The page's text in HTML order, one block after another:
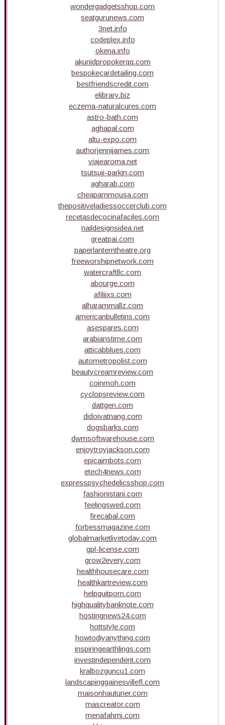
wondergadgetsshop.com
seatgurunews.com
3net.info
codeplex.info
okena.info
akunidpropokerqq.com
bespokecardetailing.com
bestfriendscredit.com
elibrary.biz
eczema-naturalcures.com
astro-bath.com
aghapal.com
altu-expo.com
authorjennijames.com
viajearoma.net
tsutsuji-parkin.com
agharab.com
cheapammousa.com
thepositiveladiessoccerclub.com
recetasdecocinafaciles.com
naildesignsidea.net
greatpai.com
paperlanterntheatre.org
freeworshipnetwork.com
watercraftllc.com
abourge.com
afiliixs.com
alharammallz.com
americanbulletins.com
asespares.com
arabianstime.com
atticabblues.com
autometropolist.com
beautycreamreview.com
coinmoh.com
cyclopsreview.com
dattgen.com
didoivatnang.com
dogsbarks.com
dwmsoftwarehouse.com
enjoytroyjackson.com
epicaimbots.com
etech4news.com
expresspsychedelicsshop.com
fashionistani.com
feelingswed.com
firecabal.com
forbessmagazine.com
globalmarketlivetoday.com
gpl-license.com
grow2every.com
healthhousecare.com
healthkartreview.com
helpquitporn.com
highqualitybanknote.com
hostingnews24.com
hottstyle.com
howtodiyanything.com
inspiringearthlings.com
investindependent.com
kralbozguncu1.com
landscapinggainesvillefl.com
maisonhauturier.com
mascreator.com
menafahmi.com